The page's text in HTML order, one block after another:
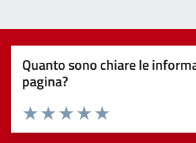
Quanto sono chiare le
pagina?
Valuta 5 stelle su 5
Valuta 4 stelle su 5
Valuta 3 stelle su 5
Valuta 2 stelle su 5
Valuta 1 stelle su 5